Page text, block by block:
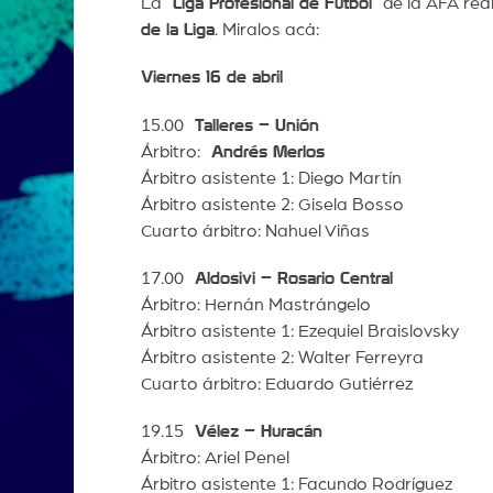
de la Liga. Miralos acá:
Viernes 16 de abril
15.00 Talleres – Unión
Árbitro: Andrés Merlos
Árbitro asistente 1: Diego Martín
Árbitro asistente 2: Gisela Bosso
Cuarto árbitro: Nahuel Viñas
17.00 Aldosivi – Rosario Central
Árbitro: Hernán Mastrángelo
Árbitro asistente 1: Ezequiel Braislovsky
Árbitro asistente 2: Walter Ferreyra
Cuarto árbitro: Eduardo Gutiérrez
19.15 Vélez – Huracán
Árbitro: Ariel Penel
Árbitro asistente 1: Facundo Rodríguez